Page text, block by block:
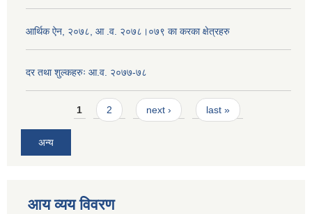
आर्थिक ऐन, २०७८, आ .व. २०७८।०७९ का करका क्षेत्रहरु
दर तथा शुल्कहरुः आ.व. २०७७-७८
Pages1 2 next › last »
अन्य
आय व्यय विवरण